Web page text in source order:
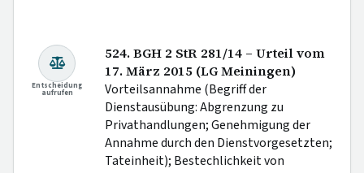
Entscheidung
aufrufen
524. BGH 2 StR 281/14 – Urteil vom
17. März 2015 (LG Meiningen)
Vorteilsannahme (Begriff der
Dienstausübung: Abgrenzung zu
Privathandlungen; Genehmigung der
Annahme durch den Dienstvorgesetzten;
Tateinheit); Bestechlichkeit von